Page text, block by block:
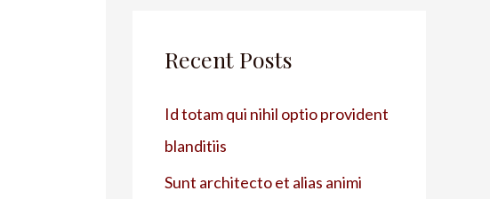
Recent Posts
Id totam qui nihil optio provident
blanditiis
Sunt architecto et alias animi